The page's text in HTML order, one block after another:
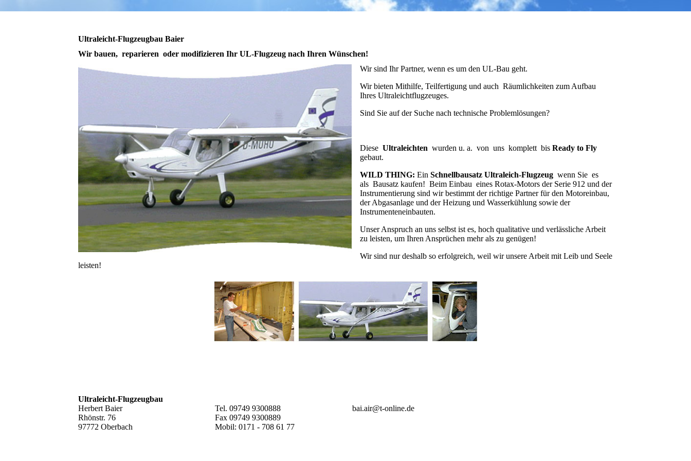
Ultraleicht-Flugzeugbau Baier
Wir bauen, reparieren oder modifizieren Ihr UL-Flugzeug nach Ihren Wünschen!
Wir sind Ihr Partner, wenn es um den UL-Bau geht.
Wir bieten Mithilfe, Teilfertigung und auch Räumlichkeiten zum Aufbau
Ihres Ultraleichtflugzeuges.
Sind Sie auf der Suche nach technische Problemlösungen?
Diese Ultraleichten wurden u. a. von uns komplett bis Ready to Fly
gebaut.
WILD THING:EinSchnellbausatz Ultraleich-Flugzeug wenn Sie es
als Bausatz kaufen! Beim Einbau eines Rotax-Motors der Serie 912 und der
Instrumentierung sind wir bestimmt der richtige Partner für den Motoreinbau,
der Abgasanlage und der Heizung und Wasserkühlung sowie der
Instrumenteneinbauten.
Unser Anspruch an uns selbst ist es, hoch qualitative und verlässliche Arbeit
zu leisten, um Ihren Ansprüchen mehr als zu genügen!
Wir sind nur deshalb so erfolgreich, weil wir unsere Arbeit mit Leib und Seele
leisten!
Ultraleicht-Flugzeugbau
Herbert Baier
Rhönstr. 76
97772 Oberbach
Tel. 09749 9300888
Fax 09749 9300889
Mobil: 0171 - 708 61 77
bai.air@t-online.de